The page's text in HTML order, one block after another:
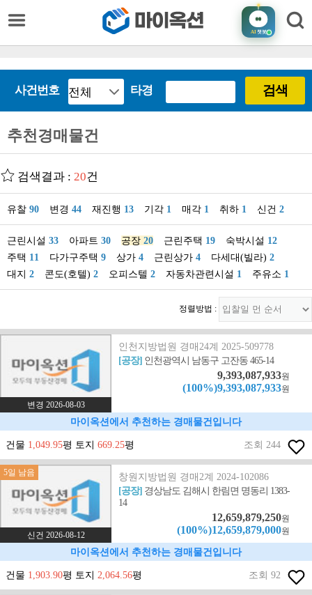
AI챗봇
사건번호 타경 검색
추천경매물건
검색결과 : 20건
유찰 90 변경 44 재진행 13 기각 1 매각 1 취하 1 신건 2
근린시설 33 아파트 30 공장 20 근린주택 19 숙박시설 12
주택 11 다가구주택 9 상가 4 근린상가 4 다세대(빌라) 2
대지 2 콘도(호텔) 2 오피스텔 2 자동차관련시설 1 주유소 1
정렬방법 :
변경 2026-08-03
인천지방법원 경매24계 2025-509778
[공장] 인천광역시 남동구 고잔동 465-14
9,393,087,933원
(100%)9,393,087,933원
마이옥션에서 추천하는 경매물건입니다
건물 1,049.95평 토지 669.25평 조회 244
5일 남음
신건 2026-08-12
창원지방법원 경매2계 2024-102086
[공장] 경상남도 김해시 한림면 명동리 1383-
14
12,659,879,250원
(100%)12,659,879,000원
마이옥션에서 추천하는 경매물건입니다
건물 1,903.90평 토지 2,064.56평 조회 92